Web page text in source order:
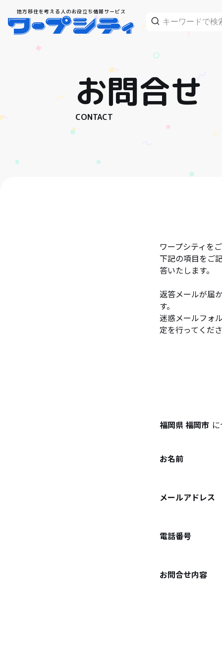
地方移住を考える人のお役立ち情報サービス
お問合せ
CONTACT
ワープシティを
下記の項目をご
答いたします。
返答メールが届
す。
迷惑メールフォ
定を行ってくだ
福岡県 福岡市
お名前
メールアドレス
電話番号
お問合せ内容